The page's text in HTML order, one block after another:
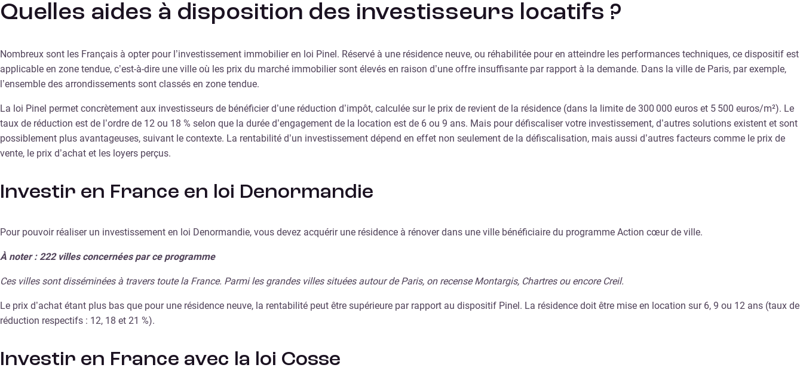
Quelles aides à disposition des investisseurs locatifs ?
Nombreux sont les Français à opter pour l’investissement immobilier en loi Pinel. Réservé à une résidence neuve, ou réhabilitée pour en atteindre les performances techniques, ce dispositif est
applicable en zone tendue, c’est-à-dire une ville où les prix du marché immobilier sont élevés en raison d’une offre insuffisante par rapport à la demande. Dans la ville de Paris, par exemple,
l’ensemble des arrondissements sont classés en zone tendue.
La loi Pinel permet concrètement aux investisseurs de bénéficier d’une réduction d’impôt, calculée sur le prix de revient de la résidence (dans la limite de 300 000 euros et 5 500 euros/m²). Le
taux de réduction est de l’ordre de 12 ou 18 % selon que la durée d’engagement de la location est de 6 ou 9 ans. Mais pour défiscaliser votre investissement, d’autres solutions existent et sont
possiblement plus avantageuses, suivant le contexte. La rentabilité d’un investissement dépend en effet non seulement de la défiscalisation, mais aussi d’autres facteurs comme le prix de
vente, le prix d’achat et les loyers perçus.
Investir en France en loi Denormandie
Pour pouvoir réaliser un investissement en loi Denormandie, vous devez acquérir une résidence à rénover dans une ville bénéficiaire du programme Action cœur de ville.
À noter : 222 villes concernées par ce programme
Ces villes sont disséminées à travers toute la France. Parmi les grandes villes situées autour de Paris, on recense Montargis, Chartres ou encore Creil.
Le prix d’achat étant plus bas que pour une résidence neuve, la rentabilité peut être supérieure par rapport au dispositif Pinel. La résidence doit être mise en location sur 6, 9 ou 12 ans (taux de
réduction respectifs : 12, 18 et 21 %).
Investir en France avec la loi Cosse